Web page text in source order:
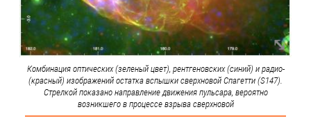
Комбинация оптических (зеленый цвет), рентгеновских (синий) и радио-
(красный) изображений остатка вспышки сверхновой Спагетти (S147).
Стрелкой показано направление движения пульсара, вероятно
возникшего в процессе взрыва сверхновой